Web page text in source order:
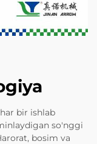
bir ishlab
so'nggi
bosim va